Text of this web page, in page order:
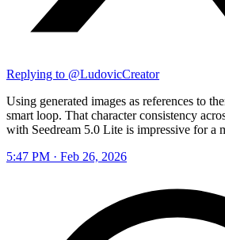
Replying to @LudovicCreator
Using generated images as references to
smart loop. That character consistency
with Seedream 5.0 Lite is impressive for a
5:47 PM · Feb 26, 2026